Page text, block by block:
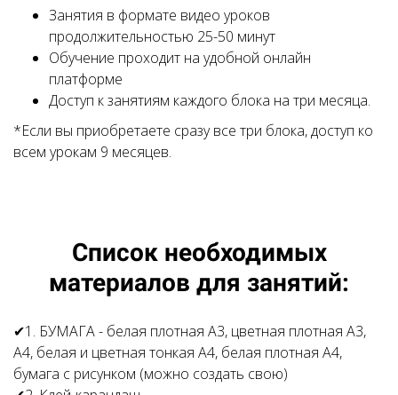
Занятия в формате видео уроков
продолжительностью 25-50 минут
Обучение проходит на удобной онлайн
платформе
Доступ к занятиям каждого блока на три месяца.
*Если вы приобретаете сразу все три блока, доступ ко
всем урокам 9 месяцев.
Список необходимых
материалов для занятий:
✔1. БУМАГА - белая плотная А3, цветная плотная А3,
А4, белая и цветная тонкая А4, белая плотная А4,
бумага с рисунком (можно создать свою)